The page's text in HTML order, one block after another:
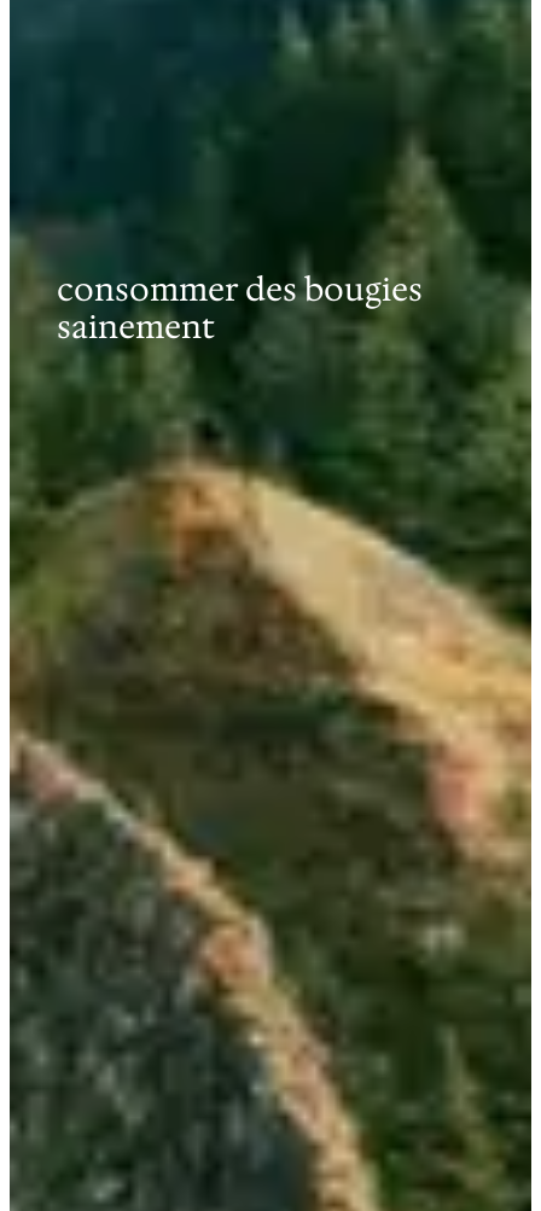
consommer des bougies
sainement